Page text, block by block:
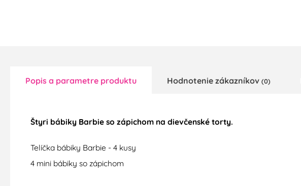
Popis a parametre produktu Hodnotenie zákazníkov (0)
Štyri bábiky Barbie so zápichom na dievčenské torty.
Telíčka bábiky Barbie - 4 kusy
4 mini bábiky so zápichom